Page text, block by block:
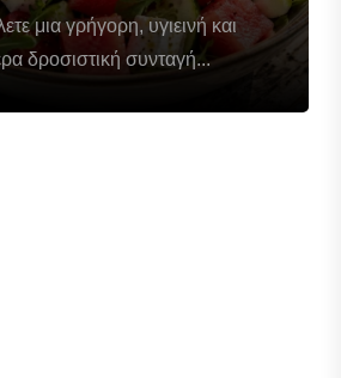
μια γρήγορη, υγιεινή και
δροσιστική συνταγή...